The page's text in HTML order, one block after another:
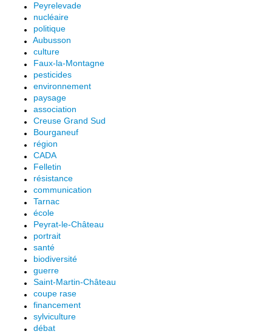
Peyrelevade
nucléaire
politique
Aubusson
culture
Faux-la-Montagne
pesticides
environnement
paysage
association
Creuse Grand Sud
Bourganeuf
région
CADA
Felletin
résistance
communication
Tarnac
école
Peyrat-le-Château
portrait
santé
biodiversité
guerre
Saint-Martin-Château
coupe rase
financement
sylviculture
débat